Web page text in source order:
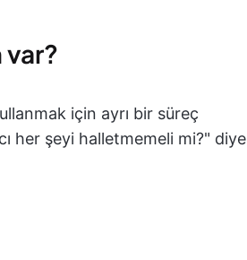
var?
için ayrı bir süreç
her şeyi halletmemeli mi?" diye